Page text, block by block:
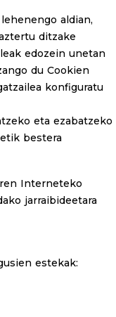
aldian,
ditzake
edozein unetan
du Cookien
konfiguratu
eta ezabatzeko
bestera
Interneteko
jarraibideetara
estekak: